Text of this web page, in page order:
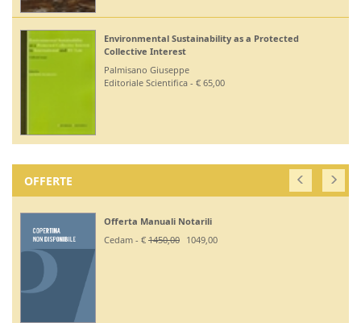
Environmental Sustainability as a Protected
Collective Interest
Palmisano Giuseppe
Editoriale Scientifica - € 65,00
OFFERTE
Offerta Manuali Notarili
Cedam - € 1450,00 1049,00